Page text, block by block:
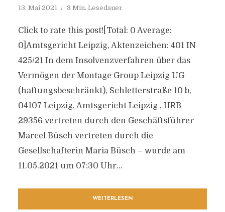
13. Mai 2021 3 Min. Lesedauer
Click to rate this post![Total: 0 Average:
0]Amtsgericht Leipzig, Aktenzeichen: 401 IN
425/21 In dem Insolvenzverfahren über das
Vermögen der Montage Group Leipzig UG
(haftungsbeschränkt), Schletterstraße 10 b,
04107 Leipzig, Amtsgericht Leipzig , HRB
29356 vertreten durch den Geschäftsführer
Marcel Büsch vertreten durch die
Gesellschafterin Maria Büsch – wurde am
11.05.2021 um 07:30 Uhr...
WEITERLESEN